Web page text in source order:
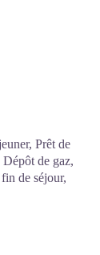
Prêt de
de gaz,
de séjour,